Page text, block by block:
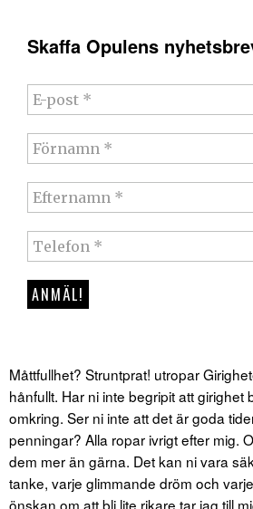
Skaffa Opulens
Måttfullhet? Struntprat! utropar
hånfullt. Har ni inte begripit att girighet
omkring. Ser ni inte att det är goda
penningar? Alla ropar ivrigt efter mig.
dem mer än gärna. Det kan ni vara
tanke, varje glimmande dröm och
önskan om att bli lite rikare tar jag till